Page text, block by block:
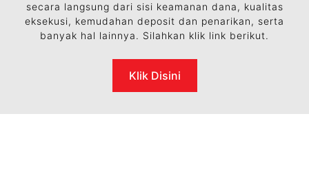
secara langsung dari sisi keamanan dana, kualitas
eksekusi, kemudahan deposit dan penarikan, serta
banyak hal lainnya. Silahkan klik link berikut.
Klik Disini